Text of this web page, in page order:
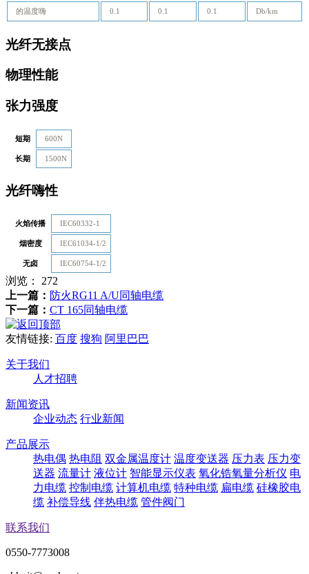
的温度嗨 0.1 0.1 0.1 Db/km
光纤无接点
物理性能
张力强度
短期 600N
长期 1500N
光纤嗨性
火焰传播 IEC60332-1
烟密度 IEC61034-1/2
无卤 IEC60754-1/2
浏览： 272
上一篇： 防火RG11 A/U同轴电缆
下一篇： CT 165同轴电缆
友情链接: 百度 搜狗 阿里巴巴
关于我们
人才招聘
新闻资讯
企业动态 行业新闻
产品展示
热电偶 热电阻 双金属温度计 温度变送器 压力表 压力变
送器 流量计 液位计 智能显示仪表 氧化锆氧量分析仪 电
力电缆 控制电缆 计算机电缆 特种电缆 扁电缆 硅橡胶电
缆 补偿导线 伴热电缆 管件阀门
联系我们
0550-7773008